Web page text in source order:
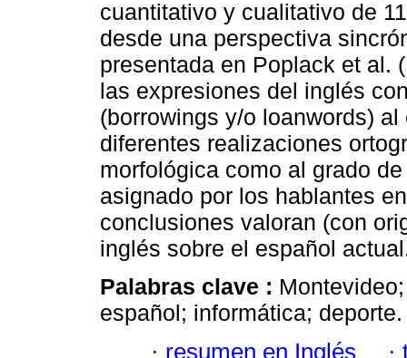
cuantitativo y cualitativo de
desde una perspectiva
presentada en Poplack et al.
las expresiones del inglés
(borrowings y/o loanwords)
diferentes realizaciones
morfológica como al grado
asignado por los hablantes
conclusiones valoran (con
inglés sobre el español
Palabras clave :
español; informática; deporte.
· resumen en Inglés ·